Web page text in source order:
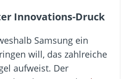
Innovations-Druck
Samsung ein
will, das zahlreiche
aufweist. Der